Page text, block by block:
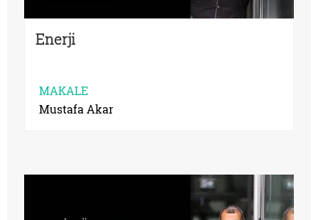
Enerji
MAKALE
Mustafa Akar